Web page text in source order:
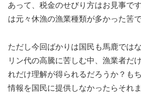
あって、税金のせびり方はお見事で
は元々休漁の漁業種類が多かった筈
ただし今回ばかりは国民も馬鹿では
リン代の高騰に苦しむ中、漁業者だ
れだけ理解が得られるだろうか？も
情報を国民に提供しなかったらそれま